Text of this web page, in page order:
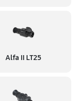
Alfa II LT25